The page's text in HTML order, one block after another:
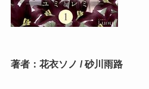
著者：花衣ソノ / 砂川雨路